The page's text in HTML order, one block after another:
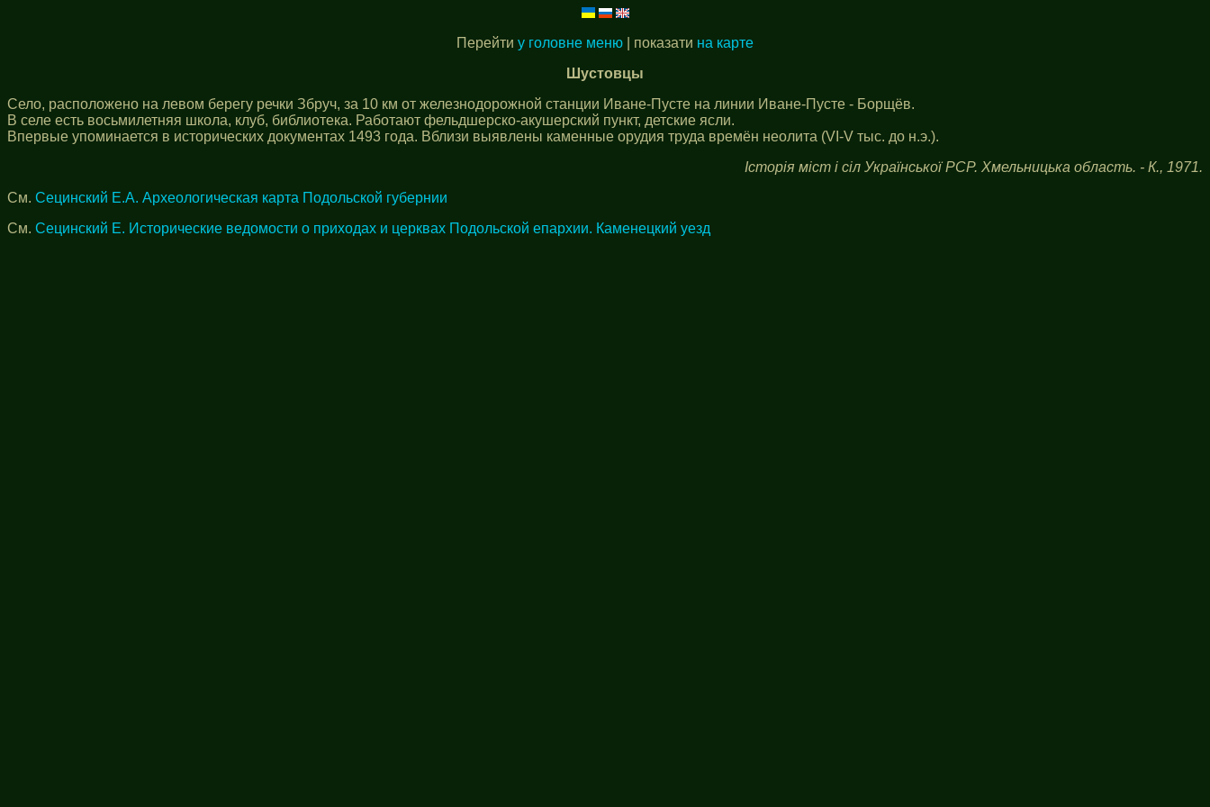
Перейти у головне меню | показати на карте
Шустовцы
Село, расположено на левом берегу речки Збруч, за 10 км от железнодорожной станции Иване-Пусте на линии Иване-Пусте - Борщёв.
В селе есть восьмилетняя школа, клуб, библиотека. Работают фельдшерско-акушерский пункт, детские ясли.
Впервые упоминается в исторических документах 1493 года. Вблизи выявлены каменные орудия труда времён неолита (VI-V тыс. до н.э.).
Історія міст і сіл Української РСР. Хмельницька область. - К., 1971.
См. Сецинский Е.А. Археологическая карта Подольской губернии
См. Сецинский Е. Исторические ведомости о приходах и церквах Подольской епархии. Каменецкий уезд